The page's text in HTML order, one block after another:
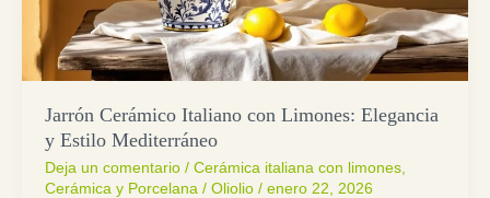
Jarrón Cerámico Italiano con Limones: Elegancia
y Estilo Mediterráneo
Deja un comentario / Cerámica italiana con limones,
Cerámica y Porcelana / Oliolio / enero 22, 2026